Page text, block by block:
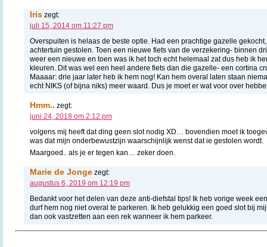
Iris zegt:
juli 15, 2014 om 11:27 pm
Overspuiten is helaas de beste optie. Had een prachtige gazelle
achtertuin gestolen. Toen een nieuwe fiets van de verzekering- binnen
weer een nieuwe en toen was ik het toch echt helemaal zat dus heb ik
kleuren. Dit was wel een heel andere fiets dan die gazelle- een cortina
Maaaar: drie jaar later heb ik hem nog! Kan hem overal laten staan
echt NIKS (of bijna niks) meer waard. Dus je moet er wat voor over
Hmm.. zegt:
juni 24, 2018 om 2:12 pm
volgens mij heeft dat ding geen slot nodig XD… bovendien moet ik
was dat mijn onderbewustzijn waarschijnlijk wenst dat ie gestolen wordt.
Maargoed.. als je er tegen kan… zeker doen.
Marie de Jonge zegt:
augustus 6, 2019 om 12:19 pm
Bedankt voor het delen van deze anti-diefstal tips! Ik heb vorige week
durf hem nog niet overal te parkeren. Ik heb gelukkig een goed slot bij
dan ook vastzetten aan een rek wanneer ik hem parkeer.